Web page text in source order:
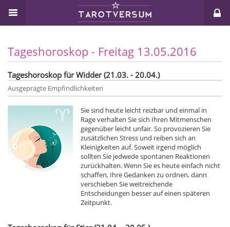
Tageshoroskop - Freitag 13.05.2016
Tageshoroskop für Widder (21.03. - 20.04.)
Ausgeprägte Empfindlichkeiten
Sie sind heute leicht reizbar und einmal in
Rage verhalten Sie sich Ihren Mitmenschen
gegenüber leicht unfair. So provozieren Sie
zusätzlichen Stress und reiben sich an
Kleinigkeiten auf. Soweit irgend möglich
sollten Sie jedwede spontanen Reaktionen
zurückhalten. Wenn Sie es heute einfach nicht
schaffen, Ihre Gedanken zu ordnen, dann
verschieben Sie weitreichende
Entscheidungen besser auf einen späteren
Zeitpunkt.